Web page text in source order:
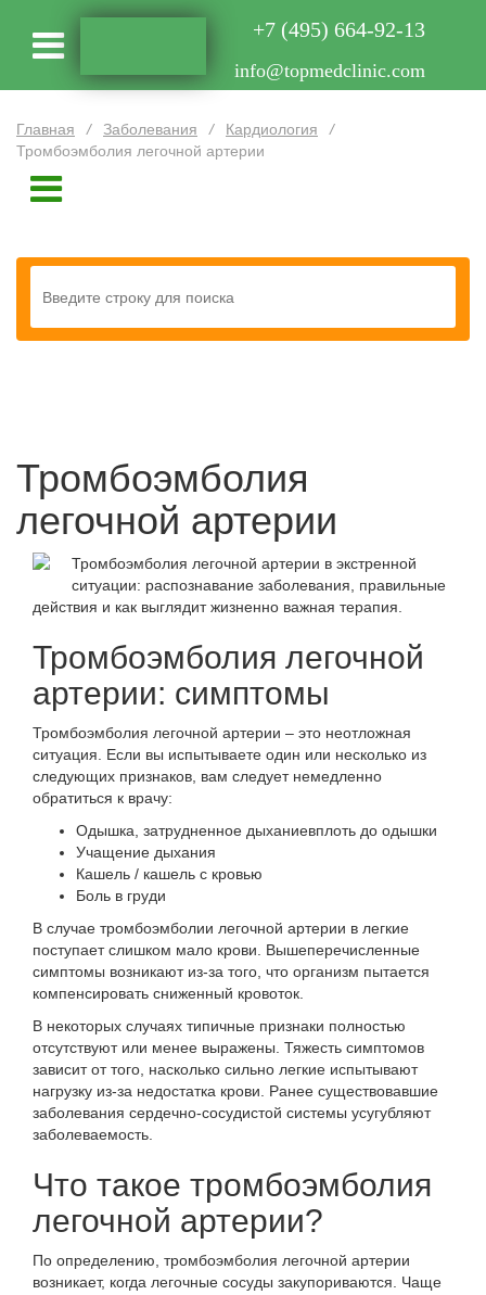
+7 (495) 664-92-13
info@topmedclinic.com
Главная / Заболевания / Кардиология
/
Тромбоэмболия легочной артерии
Тромбоэмболия
легочной артерии
Тромбоэмболия легочной артерии в экстренной
ситуации: распознавание заболевания, правильные
действия и как выглядит жизненно важная терапия.
Тромбоэмболия легочной
артерии: симптомы
Тромбоэмболия легочной артерии – это неотложная
ситуация . Если вы испытываете один или несколько из
следующих признаков, вам следует немедленно
обратиться к врачу:
Одышка, затрудненное дыханиевплоть до одышки
Учащение дыхания
Кашель / кашель с кровью
Боль в груди
В случае тромбоэмболии легочной артерии в легкие
поступает слишком мало крови. Вышеперечисленные
симптомы возникают из-за того, что организм пытается
компенсировать сниженный кровоток.
В некоторых случаях типичные признаки полностью
отсутствуют или менее выражены. Тяжесть симптомов
зависит от того, насколько сильно легкие испытывают
нагрузку из-за недостатка крови. Ранее существовавшие
заболевания сердечно-сосудистой системы усугубляют
заболеваемость.
Что такое тромбоэмболия
легочной артерии?
По определению, тромбоэмболия легочной артерии
возникает, когда легочные сосуды закупориваются . Чаще